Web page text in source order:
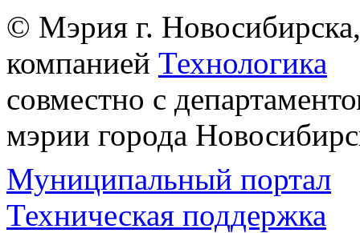
© Мэрия г.
компанией Технологика
совместно с
мэрии города
Муниципальный портал
Техническая поддержка